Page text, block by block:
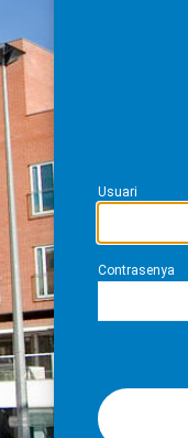
Usuari
Contrasenya